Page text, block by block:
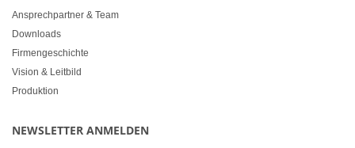
Ansprechpartner & Team
Downloads
Firmengeschichte
Vision & Leitbild
Produktion
NEWSLETTER ANMELDEN